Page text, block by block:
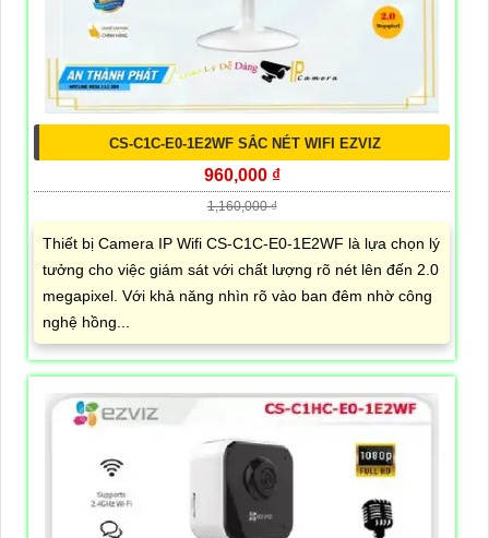
CS-C1C-E0-1E2WF SẮC NÉT WIFI EZVIZ
960,000 ₫
1,160,000 ₫
Thiết bị Camera IP Wifi CS-C1C-E0-1E2WF là lựa chọn lý
tưởng cho việc giám sát với chất lượng rõ nét lên đến 2.0
megapixel. Với khả năng nhìn rõ vào ban đêm nhờ công
nghệ hồng...